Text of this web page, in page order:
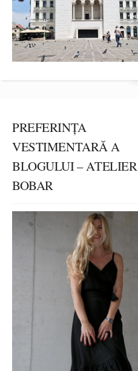
PREFERINȚA
VESTIMENTARĂ A
BLOGULUI – ATELIER
BOBAR